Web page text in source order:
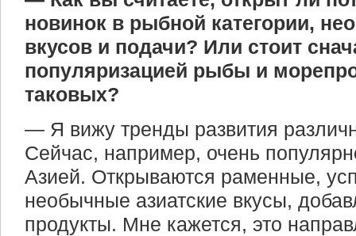
новинок в рыбной категории,
вкусов и подачи? Или стоит
популяризацией рыбы и
таковых?
— Я вижу тренды развития
Сейчас, например, очень
Азией. Открываются раменные,
необычные азиатские вкусы,
продукты. Мне кажется, это